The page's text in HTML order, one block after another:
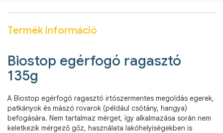
Termék információ
Biostop egérfogó ragasztó
135g
A Biostop egérfogó ragasztó irtószermentes megoldás egerek,
patkányok és mászó rovarok (például csótány, hangya)
befogására. Nem tartalmaz mérget, így alkalmazása során nem
keletkezik mérgező gőz, használata lakóhelyiségekben is